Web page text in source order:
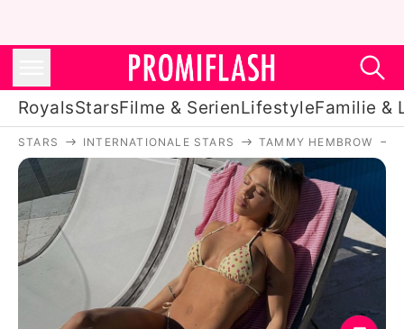
RoyalsStarsFilme & SerienLifestyleFamilie &
Royals
Stars
Filme & Serien
Lifestyle
Familie & Liebe
STARS INTERNATIONALE STARS TAMMY HEMBROW